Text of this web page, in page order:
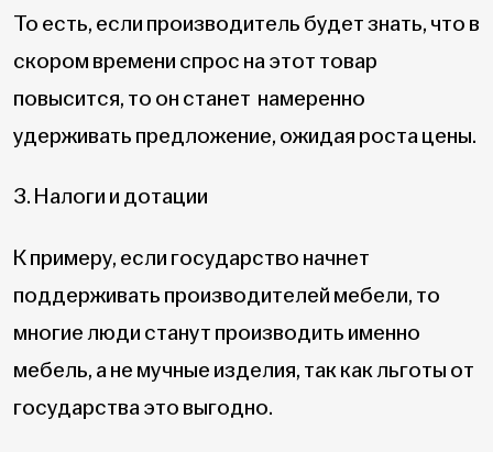
То есть, если производитель будет знать, что в
скором времени спрос на этот товар
повысится, то он станет намеренно
удерживать предложение, ожидая роста цены.
3. Налоги и дотации
К примеру, если государство начнет
поддерживать производителей мебели, то
многие люди станут производить именно
мебель, а не мучные изделия, так как льготы от
государства это выгодно.